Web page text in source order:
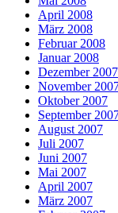
April 2008
März 2008
Februar 2008
Januar 2008
Dezember 2007
November
Oktober 2007
September
August 2007
Juli 2007
Juni 2007
Mai 2007
April 2007
März 2007